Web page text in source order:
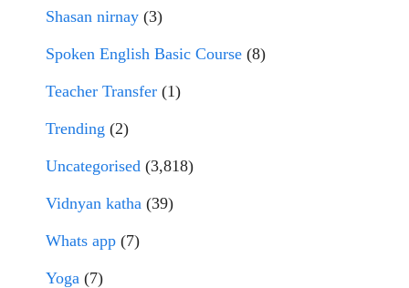
Shasan nirnay (3)
Spoken English Basic Course (8)
Teacher Transfer (1)
Trending (2)
Uncategorised (3,818)
Vidnyan katha (39)
Whats app (7)
Yoga (7)